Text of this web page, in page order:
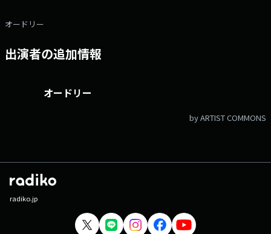
オードリー
出演者の追加情報
オードリー
by ARTIST COMMONS
radiko.jp